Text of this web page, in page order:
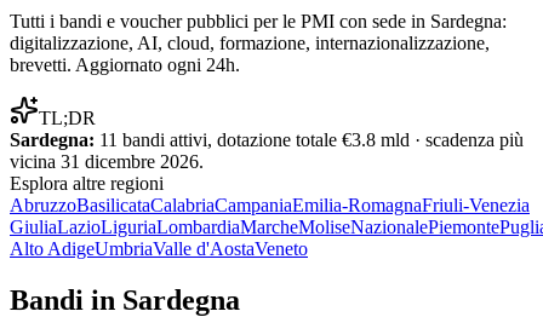
Tutti i bandi e voucher pubblici per le PMI con sede in Sardegna:
digitalizzazione, AI, cloud, formazione, internazionalizzazione,
brevetti. Aggiornato ogni 24h.
TL;DR
Sardegna: 11 bandi attivi, dotazione totale €3.8 mld · scadenza più
vicina 31 dicembre 2026.
Esplora altre regioni
AbruzzoBasilicataCalabriaCampaniaEmilia-RomagnaFriuli-Venezia
GiuliaLazioLiguriaLombardiaMarcheMoliseNazionalePiemonte
Alto AdigeUmbriaValle d'AostaVeneto
Bandi in Sardegna